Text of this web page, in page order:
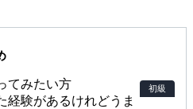
てみたい方
経験があるけれどうま
初級